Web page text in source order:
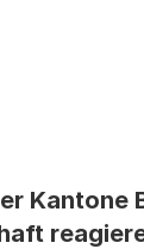
Kantone